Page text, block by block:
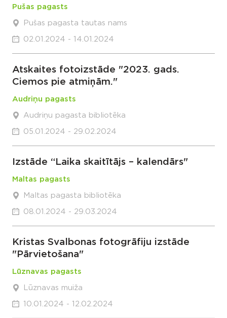
Pušas pagasts
Pušas pagasta tautas nams
02.01.2024 - 14.01.2024
Atskaites fotoizstāde "2023. gads.
Ciemos pie atmiņām."
Audriņu pagasts
Audriņu pagasta bibliotēka
05.01.2024 - 29.02.2024
Izstāde “Laika skaitītājs – kalendārs"
Maltas pagasts
Maltas pagasta bibliotēka
08.01.2024 - 29.03.2024
Kristas Svalbonas fotogrāfiju izstāde
"Pārvietošana"
Lūznavas pagasts
Lūznavas muiža
10.01.2024 - 12.02.2024